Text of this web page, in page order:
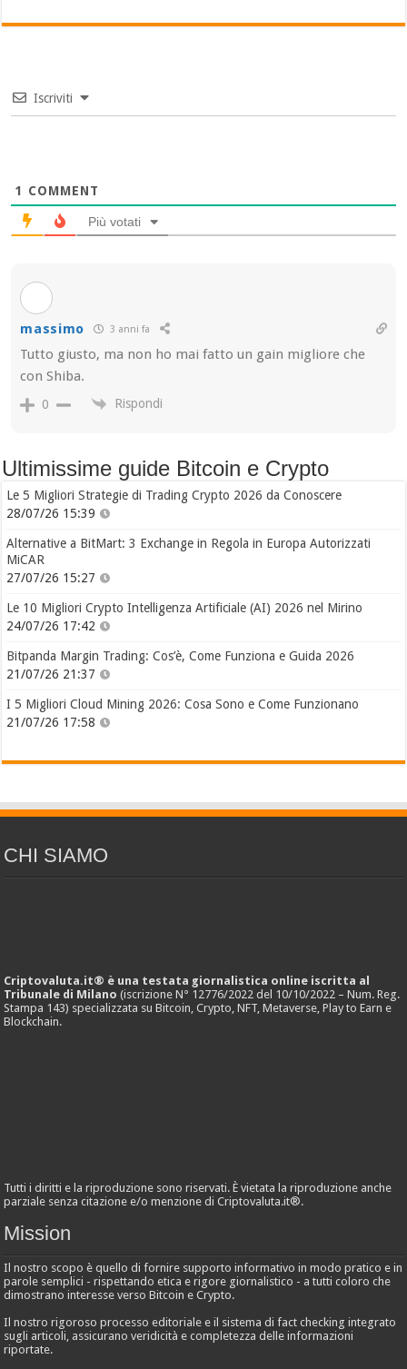
Iscriviti
1 COMMENT
Più votati
massimo 3 anni fa
Tutto giusto, ma non ho mai fatto un gain migliore che
con Shiba.
0 Rispondi
Ultimissime guide Bitcoin e Crypto
Le 5 Migliori Strategie di Trading Crypto 2026 da Conoscere
28/07/26 15:39
Alternative a BitMart: 3 Exchange in Regola in Europa Autorizzati
MiCAR
27/07/26 15:27
Le 10 Migliori Crypto Intelligenza Artificiale (AI) 2026 nel Mirino
24/07/26 17:42
Bitpanda Margin Trading: Cos’è, Come Funziona e Guida 2026
21/07/26 21:37
I 5 Migliori Cloud Mining 2026: Cosa Sono e Come Funzionano
21/07/26 17:58
CHI SIAMO
Criptovaluta.it® è una testata giornalistica online iscritta al
Tribunale di Milano (iscrizione N° 12776/2022 del 10/10/2022 – Num. Reg.
Stampa 143) specializzata su Bitcoin, Crypto, NFT, Metaverse, Play to Earn e
Blockchain.
Tutti i diritti e la riproduzione sono riservati. È vietata la riproduzione anche
parziale senza citazione e/o menzione di Criptovaluta.it®.
Mission
Il nostro scopo è quello di fornire supporto informativo in modo pratico e in
parole semplici - rispettando etica e rigore giornalistico - a tutti coloro che
dimostrano interesse verso Bitcoin e Crypto.
Il nostro rigoroso processo editoriale e il sistema di fact checking integrato
sugli articoli, assicurano veridicità e completezza delle informazioni
riportate.